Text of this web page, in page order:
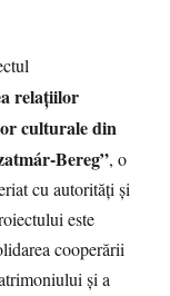
relațiilor
culturale din
Bereg”, o
cu autorități și
este
cooperării
și a